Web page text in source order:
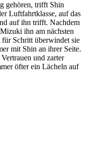
gehören, trifft Shin
Luftfahrtklasse, auf das
auf ihn trifft. Nachdem
ihn am nächsten
Schritt überwindet sie
mit Shin an ihrer Seite.
und zarter
öfter ein Lächeln auf